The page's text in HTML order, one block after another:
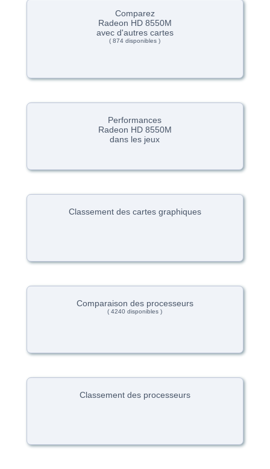
Comparez
Radeon HD 8550M
avec d'autres cartes
( 874 disponibles )
Performances
Radeon HD 8550M
dans les jeux
Classement des cartes graphiques
Comparaison des processeurs
( 4240 disponibles )
Classement des processeurs